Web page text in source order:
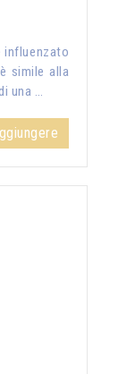
influenzato
simile alla
una …